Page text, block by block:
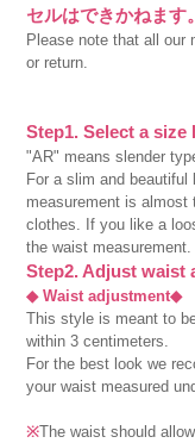
セルはできかねます。
Please note that all our
or return.
Step1. Select a
"AR" means slender
For a slim and
measurement is almost
clothes. If you like a
the waist measurement.
Step2. Adjust waist
◆ Waist adjustment◆
This style is meant to
within 3 centimeters.
For the best look we
your waist measured
※The waist should